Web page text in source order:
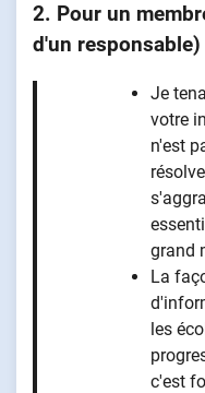
2. Pour un
d'un responsable)
Je
votre
n'est
grand
La
les
c'est